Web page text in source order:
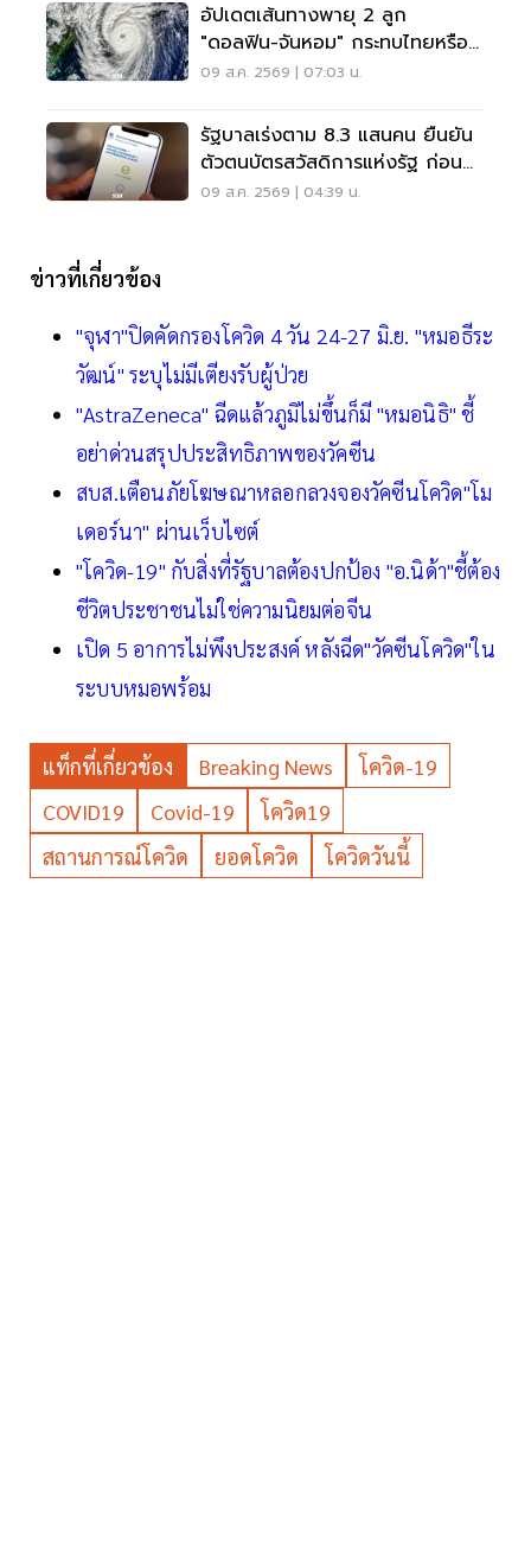
อัปเดตเส้นทางพายุ 2 ลูก
"ดอลฟิน-จันหอม" กระทบไทยหรือ
ไม่ เช็กเลย
09 ส.ค. 2569 | 07:03 น.
รัฐบาลเร่งตาม 8.3 แสนคน ยืนยัน
ตัวตนบัตรสวัสดิการแห่งรัฐ ก่อน
พลาดสิทธิ
09 ส.ค. 2569 | 04:39 น.
ข่าวที่เกี่ยวข้อง
"จุฬา"ปิดคัดกรองโควิด 4 วัน 24-27 มิ.ย. "หมอธีระ
วัฒน์" ระบุไม่มีเตียงรับผู้ป่วย
"AstraZeneca" ฉีดแล้วภูมิไม่ขึ้นก็มี "หมอนิธิ" ชี้
อย่าด่วนสรุปประสิทธิภาพของวัคซีน
สบส.เตือนภัยโฆษณาหลอกลวงจองวัคซีนโควิด"โม
เดอร์นา" ผ่านเว็บไซต์
"โควิด-19" กับสิ่งที่รัฐบาลต้องปกป้อง "อ.นิด้า"ชี้ต้อง
ชีวิตประชาชนไม่ใช่ความนิยมต่อจีน
เปิด 5 อาการไม่พึงประสงค์ หลังฉีด"วัคซีนโควิด"ใน
ระบบหมอพร้อม
แท็กที่เกี่ยวข้อง Breaking News
โควิด-19
COVID19
Covid-19
โควิด19
สถานการณ์โควิด
ยอดโควิด โควิดวันนี้